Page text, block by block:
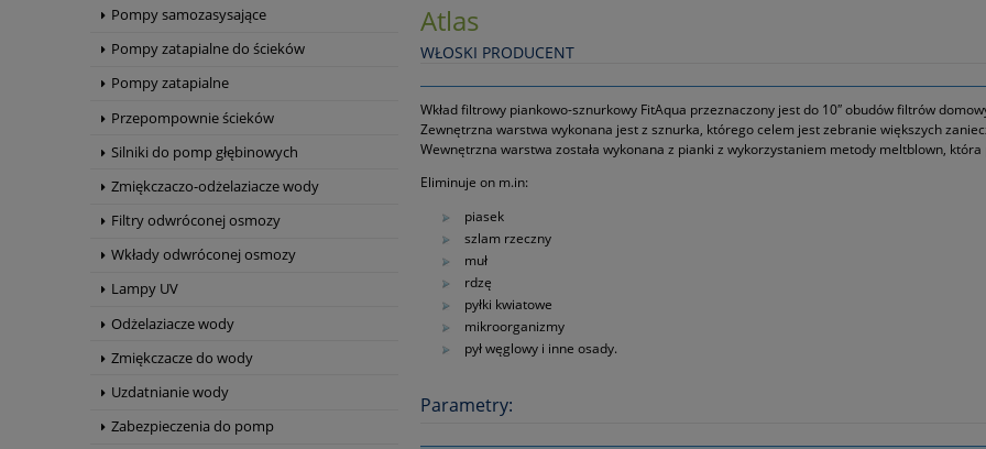
Pompy samozasysające
Pompy zatapialne do ścieków
Pompy zatapialne
Przepompownie ścieków
Silniki do pomp głębinowych
Zmiękczaczo-odżelaziacze wody
Filtry odwróconej osmozy
Wkłady odwróconej osmozy
Lampy UV
Odżelaziacze wody
Zmiękczacze do wody
Uzdatnianie wody
Zabezpieczenia do pomp
Atlas
WŁOSKI PRODUCENT
Wkład filtrowy piankowo-sznurkowy FitAqua przeznaczony jest do 10″ obudów filtrów
Zewnętrzna warstwa wykonana jest z sznurka, którego celem jest zebranie większych
Wewnętrzna warstwa została wykonana z pianki z wykorzystaniem metody meltblown,
Eliminuje on m.in:
piasek
szlam rzeczny
muł
rdzę
pyłki kwiatowe
mikroorganizmy
pył węglowy i inne osady.
Parametry: